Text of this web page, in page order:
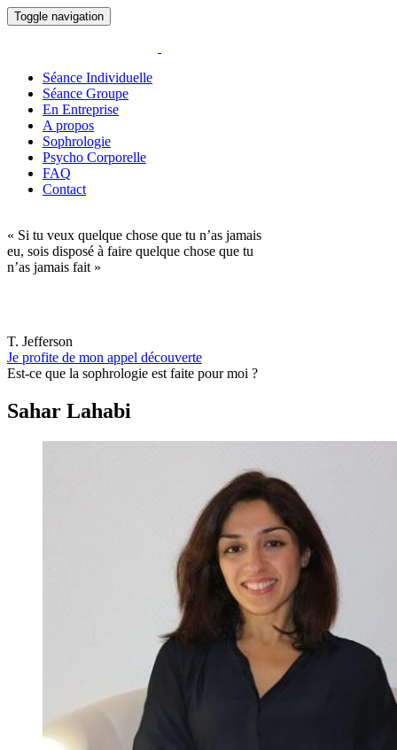
Toggle navigation
Séance Individuelle
Séance Groupe
En Entreprise
A propos
Sophrologie
Psycho Corporelle
FAQ
Contact
« Si tu veux quelque chose que tu n’as jamais
eu, sois disposé à faire quelque chose que tu
n’as jamais fait »
T. Jefferson
Je profite de mon appel découverte
Est-ce que la sophrologie est faite pour moi ?
Sahar Lahabi